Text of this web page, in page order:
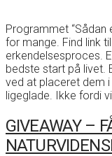
Programmet “Sådan
for mange. Find link
erkendelsesproces.
bedste start på livet.
ved at placeret dem
ligeglade. Ikke fordi
GIVEAWAY –